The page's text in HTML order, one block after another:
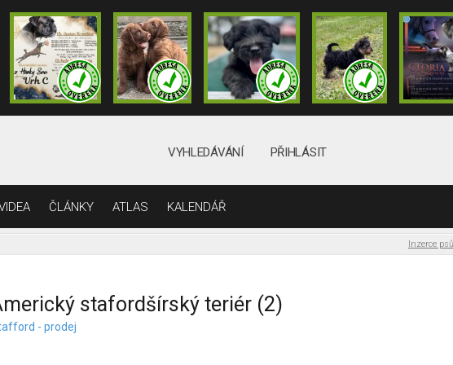
VYHLEDÁVÁNÍ PŘIHLÁSIT
ČLÁNKY ATLAS KALENDÁŘ
Inzerce psů
stafordšírský teriér (2)
- prodej